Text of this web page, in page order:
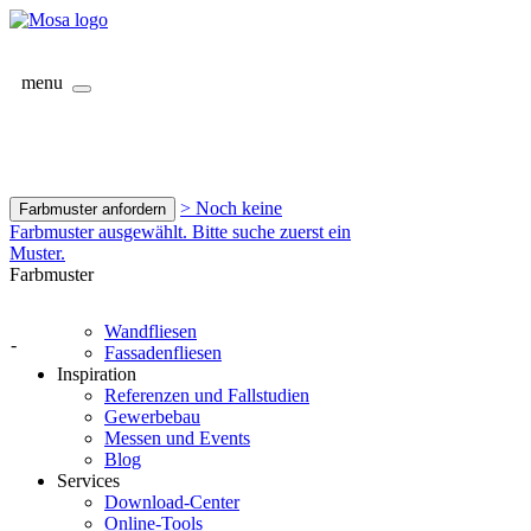
menu
Farbmuster anfordern
> Noch keine
Farbmuster ausgewählt. Bitte suche zuerst ein
Muster.
Farbmuster
-
Wandfliesen
Fassadenfliesen
Inspiration
Referenzen und Fallstudien
Gewerbebau
Messen und Events
Blog
Services
Download-Center
Online-Tools